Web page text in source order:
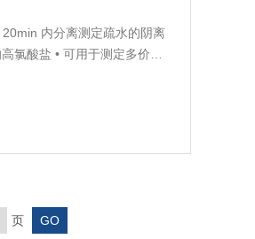
内分离测定疏水的阴离
氯酸盐 • 可用于测定多价阴
页